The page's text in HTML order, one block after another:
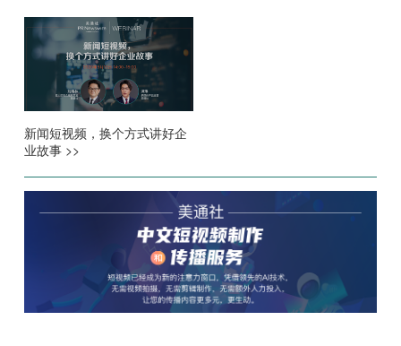
新闻短视频，换个方式讲好企
业故事 >>